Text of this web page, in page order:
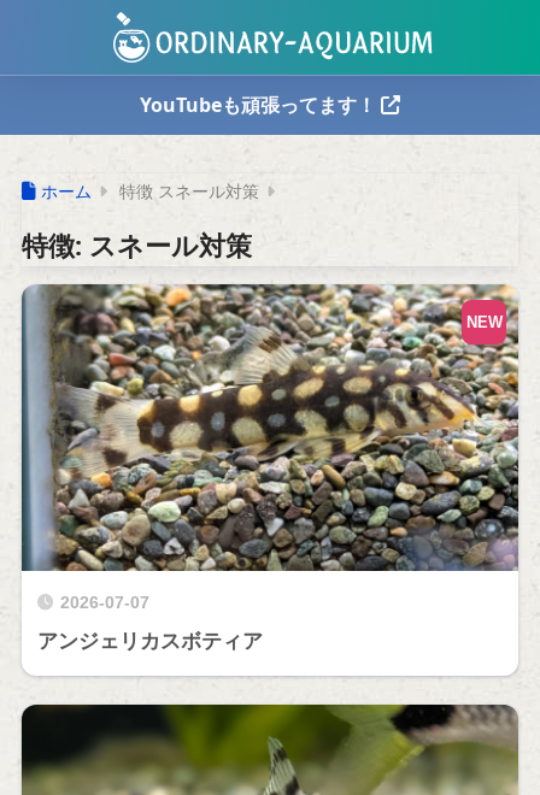
YouTubeも頑張ってます！
ホーム 特徴 スネール対策
特徴: スネール対策
2026-07-07
アンジェリカスボティア
NEW